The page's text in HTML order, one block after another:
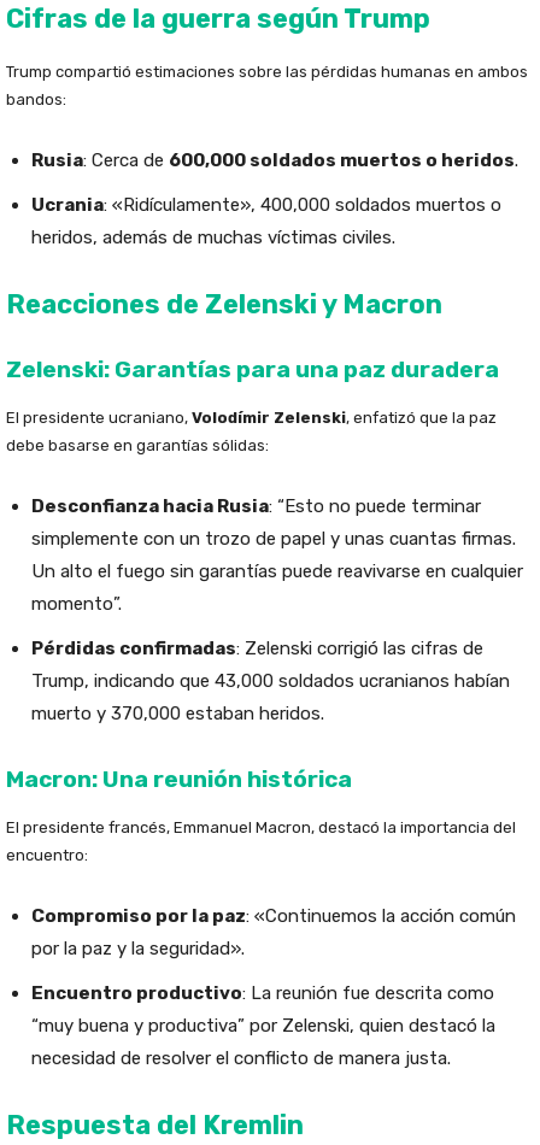
Cifras de la guerra según Trump
Trump compartió estimaciones sobre las pérdidas humanas en ambos
bandos:
Rusia: Cerca de 600,000 soldados muertos o heridos.
Ucrania: «Ridículamente», 400,000 soldados muertos o
heridos, además de muchas víctimas civiles.
Reacciones de Zelenski y Macron
Zelenski: Garantías para una paz duradera
El presidente ucraniano, Volodímir Zelenski, enfatizó que la paz
debe basarse en garantías sólidas:
Desconfianza hacia Rusia: “Esto no puede terminar
simplemente con un trozo de papel y unas cuantas firmas.
Un alto el fuego sin garantías puede reavivarse en cualquier
momento”.
Pérdidas confirmadas: Zelenski corrigió las cifras de
Trump, indicando que 43,000 soldados ucranianos habían
muerto y 370,000 estaban heridos.
Macron: Una reunión histórica
El presidente francés, Emmanuel Macron, destacó la importancia del
encuentro:
Compromiso por la paz: «Continuemos la acción común
por la paz y la seguridad».
Encuentro productivo: La reunión fue descrita como
“muy buena y productiva” por Zelenski, quien destacó la
necesidad de resolver el conflicto de manera justa.
Respuesta del Kremlin